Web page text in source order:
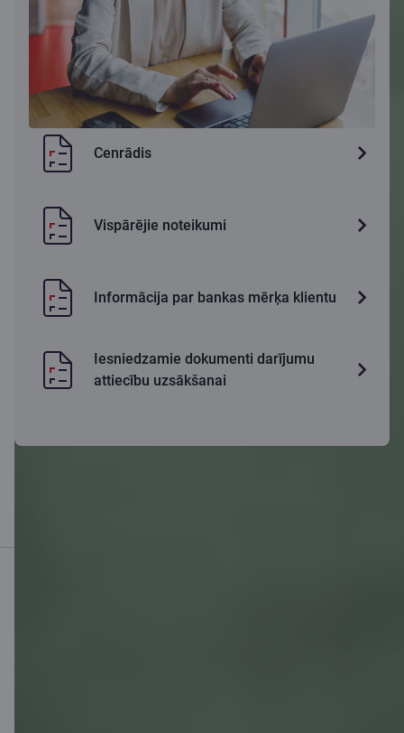
Cenrādis
Vispārējie noteikumi
Informācija par bankas mērķa klientu
Iesniedzamie dokumenti darījumu
attiecību uzsākšanai